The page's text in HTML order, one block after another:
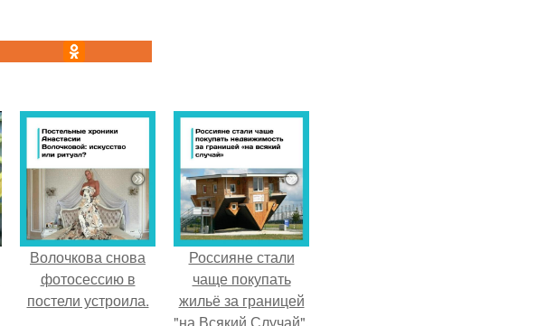
Волочкова снова
фотосессию в
постели устроила.
Россияне стали
чаще покупать
жильё за границей